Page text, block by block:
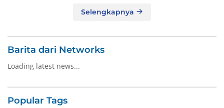
Selengkapnya
Barita dari Networks
Loading latest news...
Popular Tags